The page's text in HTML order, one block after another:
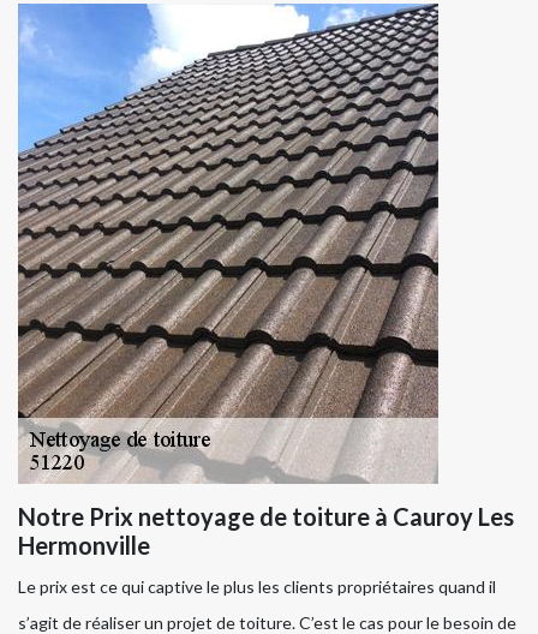
Notre Prix nettoyage de toiture à Cauroy Les
Hermonville
Le prix est ce qui captive le plus les clients propriétaires quand il
s’agit de réaliser un projet de toiture. C’est le cas pour le besoin de